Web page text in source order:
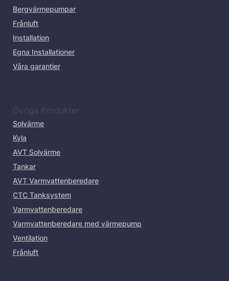
Bergvärmepumpar
Frånluft
Installation
Egna Installationer
Våra garantier
Övriga Produkter
Solvärme
Kyla
AVT Solvärme
Tankar
AVT Varmvattenberedare
CTC Tanksystem
Varmvattenberedare
Varmvattenberedare med värmepump
Ventilation
Frånluft